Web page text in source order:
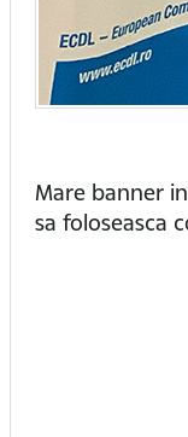
Mare banner
sa foloseasca